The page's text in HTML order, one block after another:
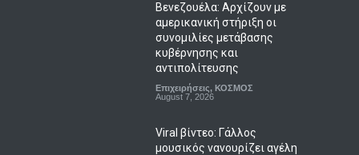
Βενεζουέλα: Αρχίζουν με
αμερικανική στήριξη οι
συνομιλίες μετάβασης
κυβέρνησης και
αντιπολίτευσης
Επιχειρήσεις, ΚΟΣΜΟΣ
August 7, 2026
Viral βίντεο: Γάλλος
μουσικός νανουρίζει αγέλη